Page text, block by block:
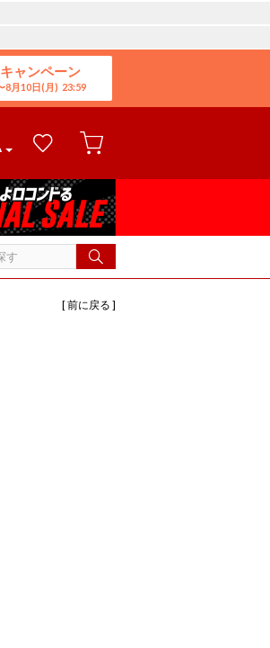
キャンペーン
8月10日(月)
[ 前に戻る ]